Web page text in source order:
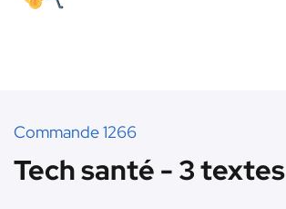
Commande 1266
Tech santé - 3 textes